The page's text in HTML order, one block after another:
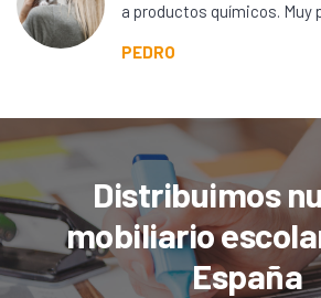
a productos químicos. Muy
PEDRO
Distribuimos
mobiliario
España